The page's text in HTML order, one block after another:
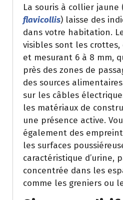
La souris à collier jaune
flavicollis) laisse des
dans votre habitation.
visibles sont les
et mesurant 6 à 8 mm,
près des zones de
des sources
sur les câbles
les matériaux de
une présence active.
également des
les surfaces
caractéristique d’urine,
concentrée dans les
comme les greniers ou